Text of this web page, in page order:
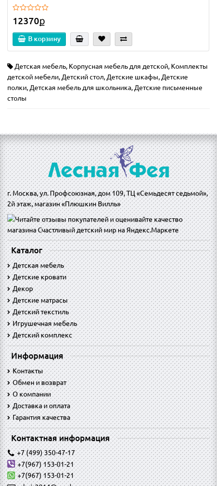
12370ք
В корзину
Детская мебель, Корпусная мебель для детской, Комплекты
детской мебели, Детский стол, Детские шкафы, Детские
полки, Детская мебель для школьника, Детские письменные
столы
г. Москва, ул. Профсоюзная, дом 109, ТЦ «Семьдесят седьмой»,
2й этаж, магазин «Плюшкин Вилль»
Каталог
Детская мебель
Детские кровати
Декор
Детские матрасы
Детский текстиль
Игрушечная мебель
Детский комплекс
Информация
Контакты
Обмен и возврат
O компании
Доставка и оплата
Гарантия качества
Контактная информация
+7 (499) 350-47-17
+7(967) 153-01-21
+7(967) 153-01-21